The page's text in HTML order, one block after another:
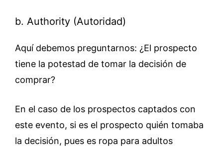
b. Authority (Autoridad)
Aquí debemos preguntarnos: ¿El prospecto
tiene la potestad de tomar la decisión de
comprar?
En el caso de los prospectos captados con
este evento, si es el prospecto quién tomaba
la decisión, pues es ropa para adultos